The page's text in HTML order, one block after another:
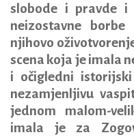
slobode i pravde i
neizostavne
njihovo
scena koja je imala
i očigledni
nezamjenljivu
jednom malom-
imala je za